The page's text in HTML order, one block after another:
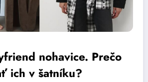
nohavice. Prečo
ich v šatníku?